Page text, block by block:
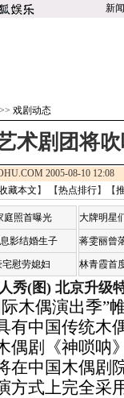
新闻
>> 戏剧动态
术剧团将
2005-08-10
藏本文 】 【热点排行】【
庭照首曝光
影结婚生子
慰劳媳妇
大牌明星
蒋雯丽曾
林青霞首
秀(图) 北京升级
偶演出季”帷
有中国传统木
剧《神唢呐
在中国木偶剧
式上完全采